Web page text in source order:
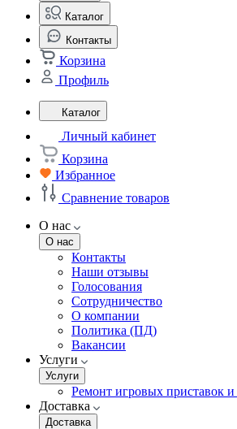
Каталог
Контакты
Корзина
Профиль
Каталог
Личный кабинет
Корзина
Избранное
Сравнение товаров
О нас
О нас
Контакты
Наши отзывы
Голосования
Сотрудничество
О компании
Политика (ПД)
Вакансии
Услуги
Услуги
Ремонт игровых приставок и
Доставка
Доставка